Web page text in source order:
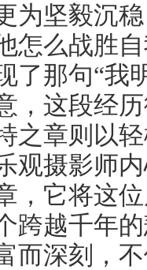
为坚毅沉
怎么战胜
了那句“我
，这段经
之章则以
观摄影师
，它将这
跨越千年
而深刻，